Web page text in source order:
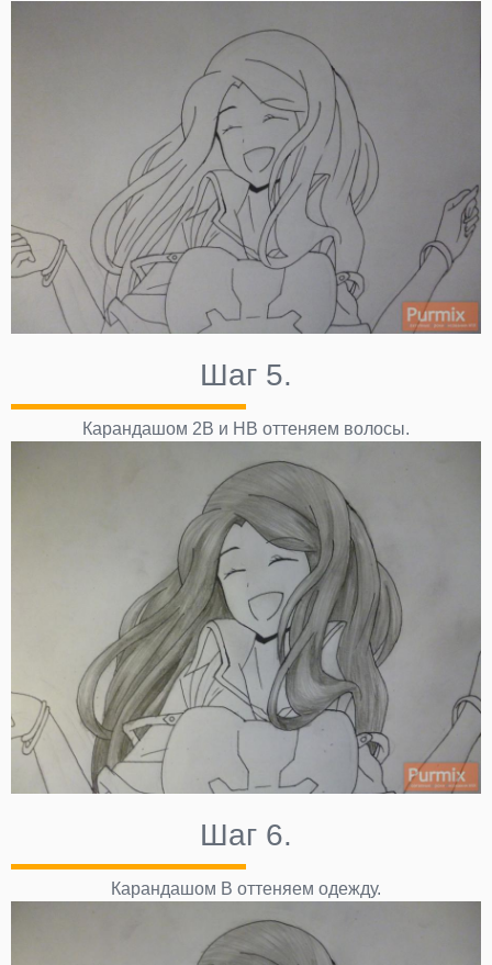
Шаг 5.
Карандашом 2B и НВ оттеняем волосы.
Шаг 6.
Карандашом B оттеняем одежду.